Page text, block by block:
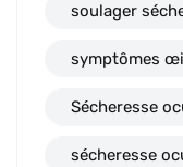
soulager
symptômes
Sécheresse
sécheresse